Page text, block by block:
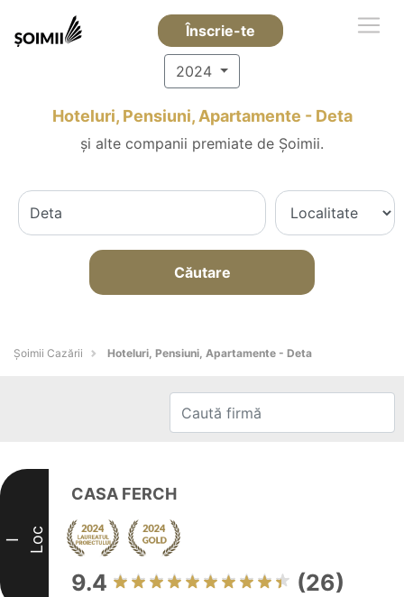
Înscrie-te
2024
Hoteluri, Pensiuni, Apartamente - Deta
și alte companii premiate de Șoimii.
Căutare
Șoimii Cazării Hoteluri, Pensiuni, Apartamente - Deta
I Loc
CASA FERCH
9.4 (26)